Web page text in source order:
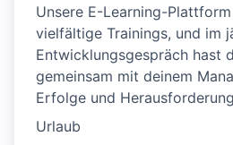
Unsere E-Learning-
vielfältige Trainings, und im
Entwicklungsgespräch hast
gemeinsam mit deinem
Erfolge und
Urlaub